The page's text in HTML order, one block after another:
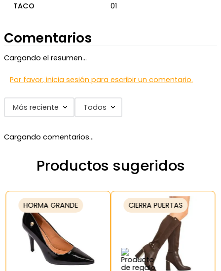
TACO 01
Comentarios
Cargando el resumen…
Por favor, inicia sesión para escribir un comentario.
Más reciente Todos
Cargando comentarios…
Productos sugeridos
HORMA GRANDE CIERRA PUERTAS